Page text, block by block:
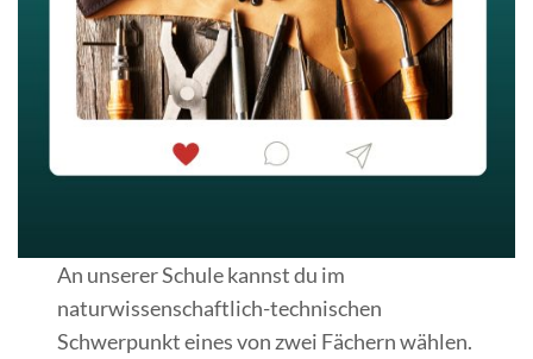
An unserer Schule kannst du im
naturwissenschaftlich-technischen
Schwerpunkt eines von zwei Fächern wählen.